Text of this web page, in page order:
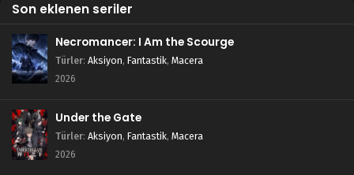
Son eklenen seriler
Necromancer: I Am the Scourge
Türler: Aksiyon, Fantastik, Macera
2026
Under the Gate
Türler: Aksiyon, Fantastik, Macera
2026